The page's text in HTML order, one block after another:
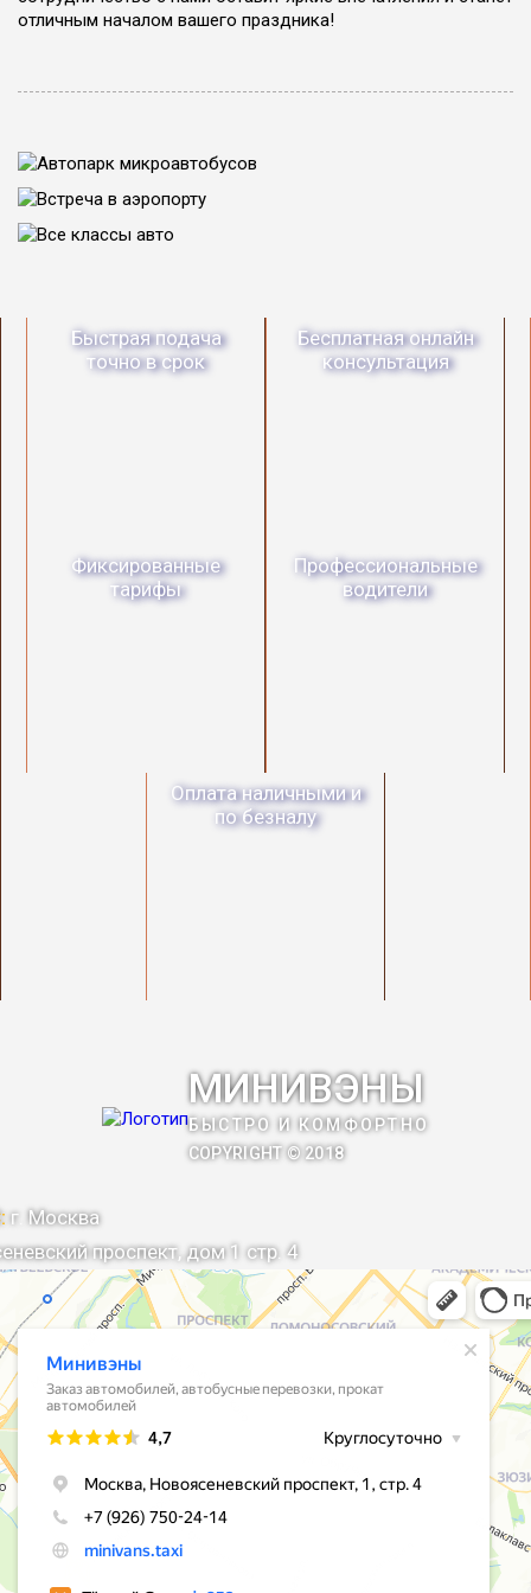
отличным началом вашего праздника!
Быстрая подача
точно в срок
Бесплатная онлайн
консультация
Фиксированные
тарифы
Профессиональные
водители
Оплата наличными и
по безналу
МИНИВЭНЫ
БЫСТРО И КОМФОРТНО
COPYRIGHT © 2018
г. Москва
проспект, дом 1 стр. 4